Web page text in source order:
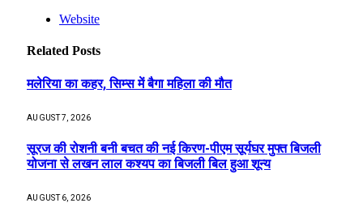
Website
Related Posts
मलेरिया का कहर, सिम्स में बैगा महिला की मौत
AUGUST 7, 2026
सूरज की रोशनी बनी बचत की नई किरण-पीएम सूर्यघर मुफ्त बिजली
योजना से लखन लाल कश्यप का बिजली बिल हुआ शून्य
AUGUST 6, 2026